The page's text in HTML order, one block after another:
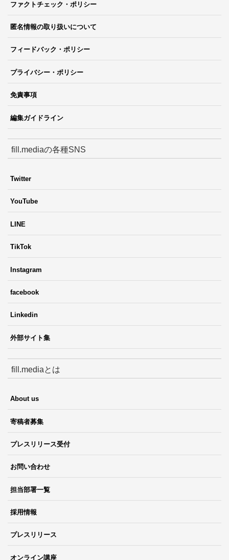
ファクトチェック・ポリシー
匿名情報の取り扱いについて
フィードバック・ポリシー
プライバシー・ポリシー
免責事項
編集ガイドライン
fill.mediaの各種SNS
Twitter
YouTube
LINE
TikTok
Instagram
facebook
Linkedin
外部サイト集
fill.mediaとは
About us
寄稿者募集
プレスリリース受付
お問い合わせ
担当部署一覧
採用情報
プレスリリース
オンライン講座